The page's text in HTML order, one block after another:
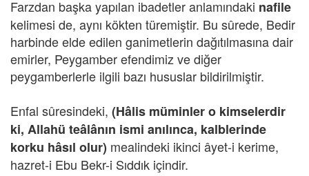
Farzdan başka yapılan ibadetler anlamındaki nafile
kelimesi de, aynı kökten türemiştir. Bu sûrede, Bedir
harbinde elde edilen ganimetlerin dağıtılmasına dair
emirler, Peygamber efendimiz ve diğer
peygamberlerle ilgili bazı hususlar bildirilmiştir.
Enfal sûresindeki, (Hâlis müminler o kimselerdir
ki, Allahü teâlânın ismi anılınca, kalblerinde
korku hâsıl olur) mealindeki ikinci âyet-i kerime,
hazret-i Ebu Bekr-i Sıddık içindir.